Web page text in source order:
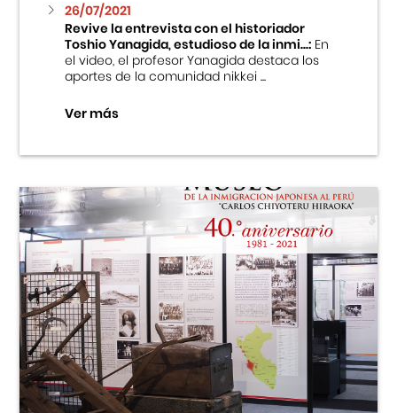
26/07/2021
Revive la entrevista con el historiador
Toshio Yanagida, estudioso de la inmi...:En
el video, el profesor Yanagida destaca los
aportes de la comunidad nikkei ...
Ver más